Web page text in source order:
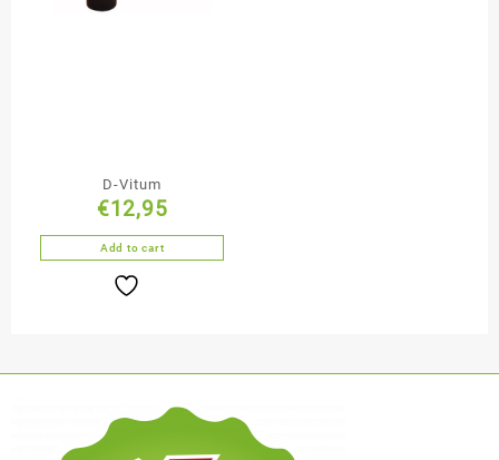
D-Vitum
€12,95
Add to cart